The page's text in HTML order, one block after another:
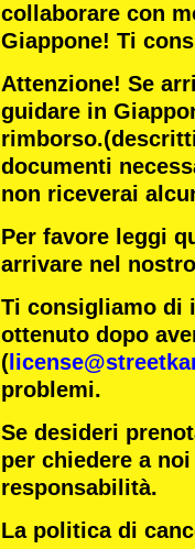
collaborare con
Giappone! Ti
Attenzione! Se
guidare in
rimborso.
documenti
non riceverai
Per favore leggi
arrivare nel
Ti consigliamo di
ottenuto dopo
(
problemi.
Se desideri
per chiedere a
responsabilità.
La politica di